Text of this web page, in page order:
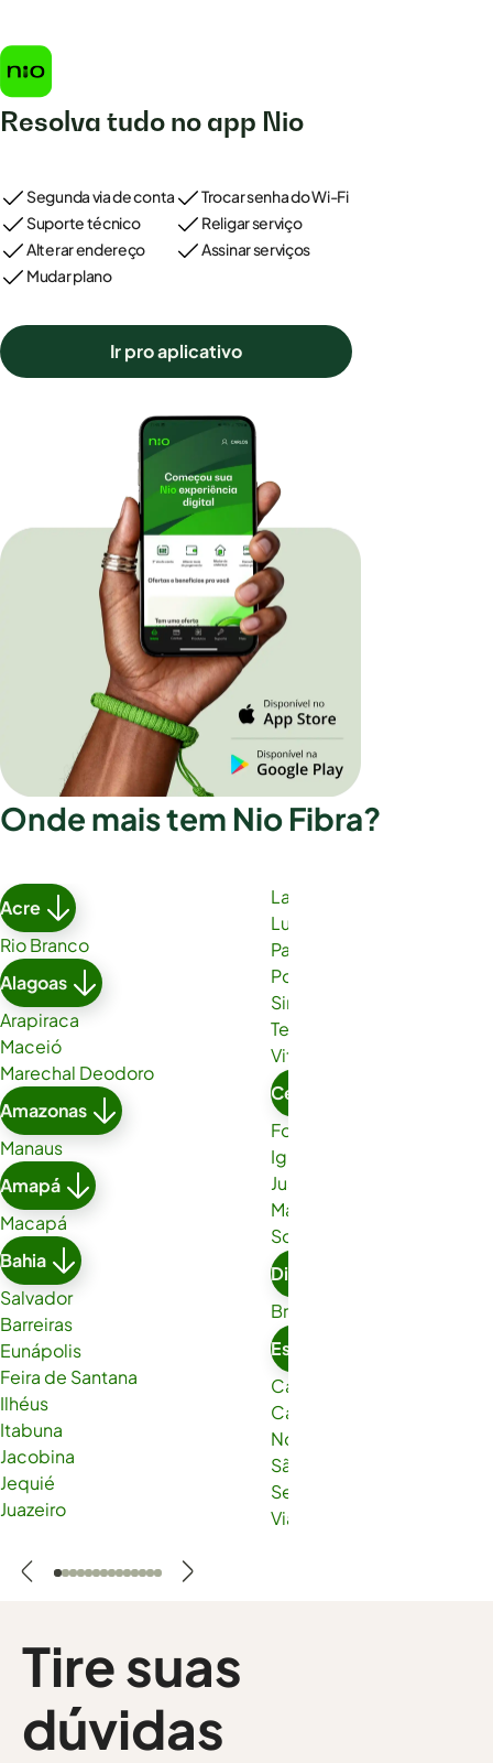
Resolva tudo no app Nio
Segunda via de conta
Suporte técnico
Alterar endereço
Mudar plano
Trocar senha do Wi-Fi
Religar serviço
Assinar serviços
Ir pro aplicativo
Onde mais tem Nio Fibra?
Acre
Rio Branco
Alagoas
Arapiraca
Maceió
Marechal Deodoro
Amazonas
Manaus
Amapá
Macapá
Bahia
Salvador
Barreiras
Eunápolis
Feira de Santana
Ilhéus
Itabuna
Jacobina
Jequié
Juazeiro
Lauro de Freitas
Luís Eduardo Magalhães
Paulo Afonso
Porto Seguro
Simões Filho
Teixeira de Freitas
Vitória da Conquista
Ceará
Fortaleza
Iguatu
Juazeiro do Norte
Maracanaú
Sobral
Distrito Federal
Brasília
Espírito Santo
Cachoeiro de Itapemirim
Cariacica
Nova Venécia
São Gabriel da Palha
Serra
Viana
Tire suas
dúvidas